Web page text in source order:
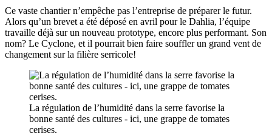
Ce vaste chantier n’empêche pas l’entreprise de préparer le futur.
Alors qu’un brevet a été déposé en avril pour le Dahlia, l’équipe
travaille déjà sur un nouveau prototype, encore plus performant. Son
nom? Le Cyclone, et il pourrait bien faire souffler un grand vent de
changement sur la filière serricole!
La régulation de l’humidité dans la serre favorise la
bonne santé des cultures - ici, une grappe de tomates
cerises.